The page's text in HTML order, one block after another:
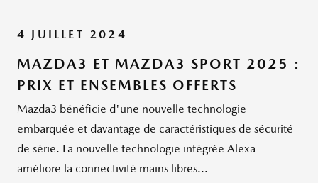
4 JUILLET 2024
MAZDA3 ET MAZDA3 SPORT 2025 :
PRIX ET ENSEMBLES OFFERTS
Mazda3 bénéficie d'une nouvelle technologie
embarquée et davantage de caractéristiques de sécurité
de série. La nouvelle technologie intégrée Alexa
améliore la connectivité mains libres...